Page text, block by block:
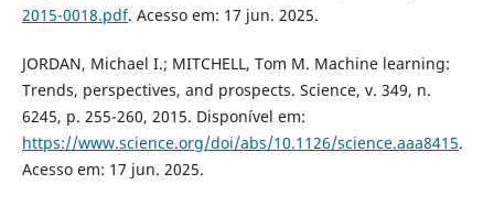
2015-0018.pdf. Acesso em: 17 jun. 2025.
JORDAN, Michael I.; MITCHELL, Tom M. Machine learning:
Trends, perspectives, and prospects. Science, v. 349, n.
6245, p. 255-260, 2015. Disponível em:
https://www.science.org/doi/abs/10.1126/science.aaa8415.
Acesso em: 17 jun. 2025.